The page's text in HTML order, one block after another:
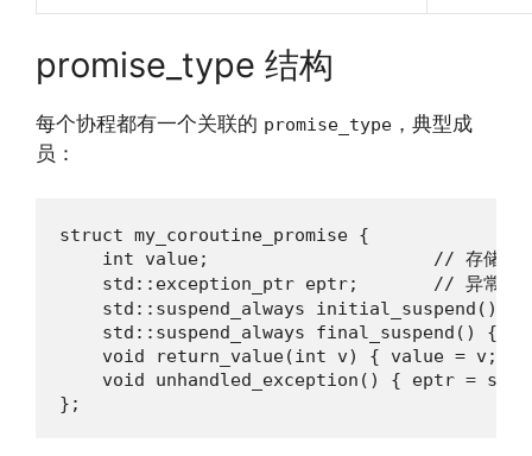
promise_type 结构
每个协程都有一个关联的 promise_type ，典型成
员：
struct my_coroutine_promise {
int value;                     // 存储返
std::exception_ptr eptr;       // 异常处
std::suspend_always initial_suspend() {
std::suspend_always final_suspend() {
    void return_value(int v) { value = v; }
void unhandled_exception() { eptr =
};